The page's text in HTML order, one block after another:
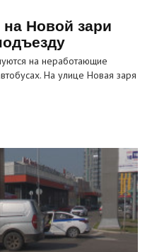
Новой зари
на неработающие
На улице Новая заря